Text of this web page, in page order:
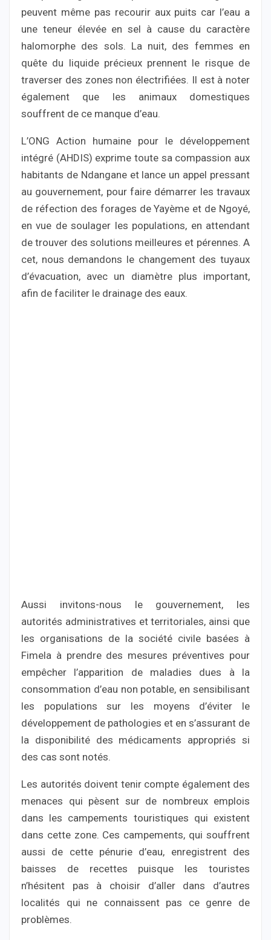
peuvent même pas recourir aux puits car l’eau a
une teneur élevée en sel à cause du caractère
halomorphe des sols. La nuit, des femmes en
quête du liquide précieux prennent le risque de
traverser des zones non électrifiées. Il est à noter
également que les animaux domestiques
souffrent de ce manque d’eau.
L’ONG Action humaine pour le développement
intégré (AHDIS) exprime toute sa compassion aux
habitants de Ndangane et lance un appel pressant
au gouvernement, pour faire démarrer les travaux
de réfection des forages de Yayème et de Ngoyé,
en vue de soulager les populations, en attendant
de trouver des solutions meilleures et pérennes. A
cet, nous demandons le changement des tuyaux
d’évacuation, avec un diamètre plus important,
afin de faciliter le drainage des eaux.
Aussi invitons-nous le gouvernement, les
autorités administratives et territoriales, ainsi que
les organisations de la société civile basées à
Fimela à prendre des mesures préventives pour
empêcher l’apparition de maladies dues à la
consommation d’eau non potable, en sensibilisant
les populations sur les moyens d’éviter le
développement de pathologies et en s’assurant de
la disponibilité des médicaments appropriés si
des cas sont notés.
Les autorités doivent tenir compte également des
menaces qui pèsent sur de nombreux emplois
dans les campements touristiques qui existent
dans cette zone. Ces campements, qui souffrent
aussi de cette pénurie d’eau, enregistrent des
baisses de recettes puisque les touristes
n’hésitent pas à choisir d’aller dans d’autres
localités qui ne connaissent pas ce genre de
problèmes.